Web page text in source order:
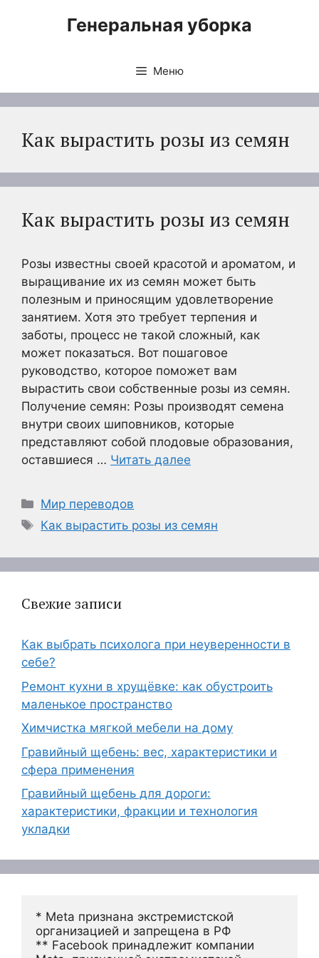
Генеральная уборка
Меню
Как вырастить розы из семян
Как вырастить розы из семян
Розы известны своей красотой и ароматом, и
выращивание их из семян может быть
полезным и приносящим удовлетворение
занятием. Хотя это требует терпения и
заботы, процесс не такой сложный, как
может показаться. Вот пошаговое
руководство, которое поможет вам
вырастить свои собственные розы из семян.
Получение семян: Розы производят семена
внутри своих шиповников, которые
представляют собой плодовые образования,
оставшиеся … Читать далее
Рубрики
Мир переводов
Метки
Как вырастить розы из семян
Свежие записи
Как выбрать психолога при неуверенности в
себе?
Ремонт кухни в хрущёвке: как обустроить
маленькое пространство
Химчистка мягкой мебели на дому
Гравийный щебень: вес, характеристики и
сфера применения
Гравийный щебень для дороги:
характеристики, фракции и технология
укладки
* Meta признана экстремистской
организацией и запрещена в РФ
** Facebook принадлежит компании